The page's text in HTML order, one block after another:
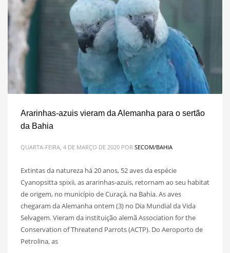
Ararinhas-azuis vieram da Alemanha para o sertão
da Bahia
QUARTA-FEIRA, 4 DE MARÇO DE 2020 POR SECOM/BAHIA
Extintas da natureza há 20 anos, 52 aves da espécie
Cyanopsitta spixii, as ararinhas-azuis, retornam ao seu habitat
de origem, no município de Curaçá, na Bahia. As aves
chegaram da Alemanha ontem (3) no Dia Mundial da Vida
Selvagem. Vieram da instituição alemã Association for the
Conservation of Threatend Parrots (ACTP). Do Aeroporto de
Petrolina, as